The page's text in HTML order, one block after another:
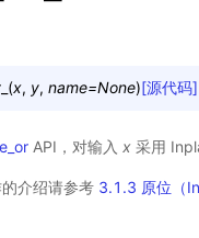
(x, y, name=None)[源代码]
API，对输入 x 采用
介绍请参考 3.1.3 原位（